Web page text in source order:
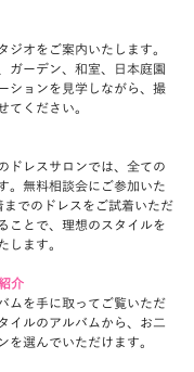
ジオをご案内いたします。
ガーデン、和室、日本庭園
ションを見学しながら、撮
てください。
ドレスサロンでは、全ての
。無料相談会にご参加いた
でのドレスをご試着いただ
ことで、理想のスタイルを
します。
介
ムを手に取ってご覧いただ
イルのアルバムから、お二
を選んでいただけます。